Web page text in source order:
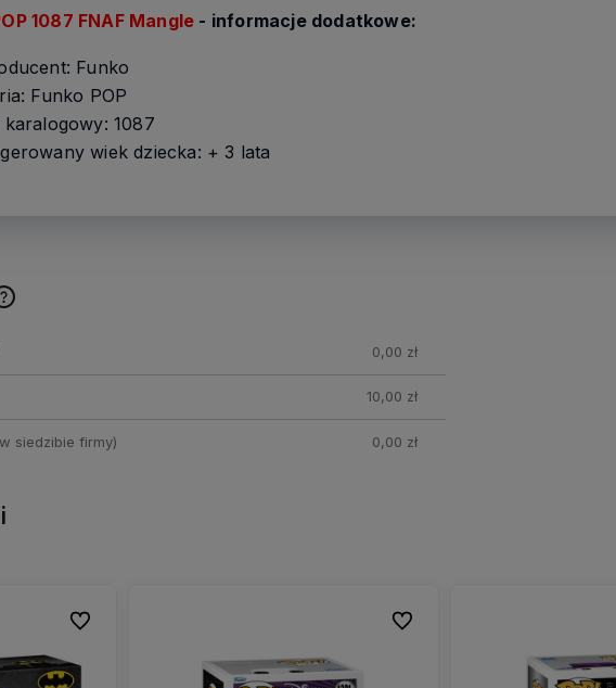
1087 FNAF Mangle - informacje dodatkowe:
Funko
Funko POP
1087
wiek dziecka: + 3 lata
0,00 zł
10,00 zł
siedzibie firmy) 0,00 zł
Do ulubionych
Do ulubionych Do ulubionych
Do ulubionych